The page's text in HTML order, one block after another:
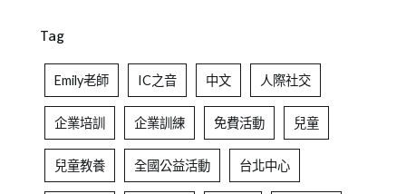
Tag
Emily老師 IC之音 中文 人際社交
企業培訓 企業訓練 免費活動 兒童
兒童教養 全國公益活動 台北中心